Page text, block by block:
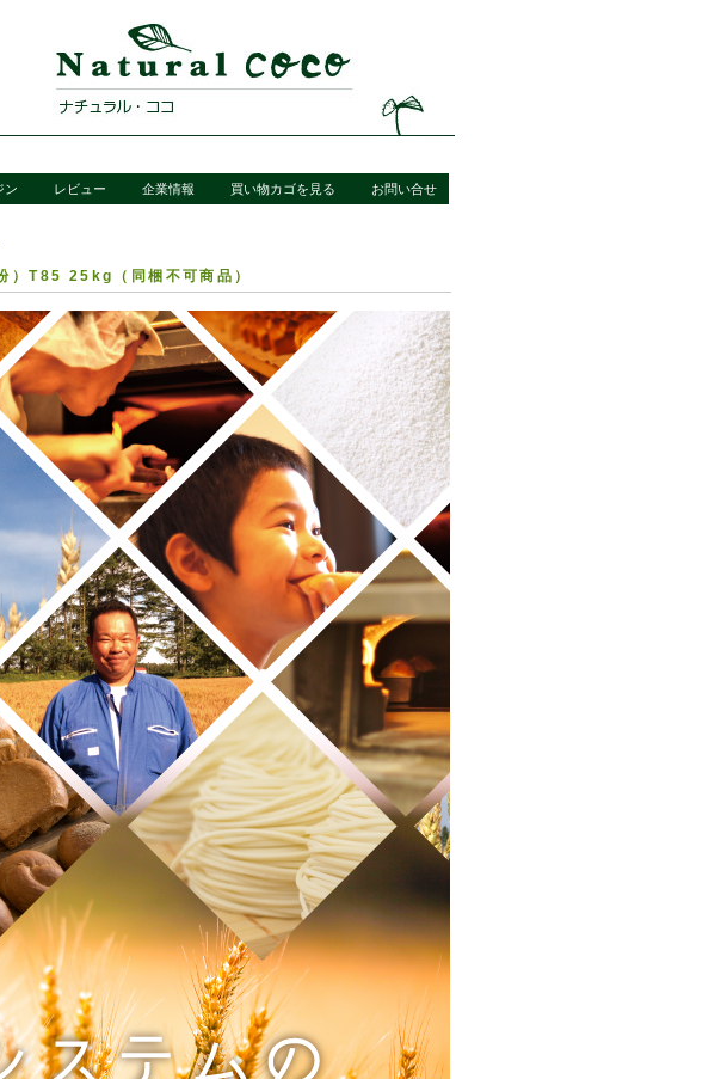
ン レビュー 企業情報 買い物カゴを見る お問い合せ
）T85 25kg（同梱不可商品）